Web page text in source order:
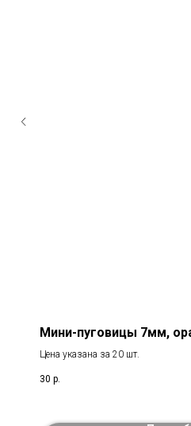
Мини-пуговицы 7мм,
Цена указана за 20 шт.
30 р.